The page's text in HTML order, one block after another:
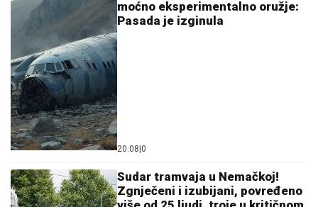
SKANDAL U ISTANBULU!
Jahović pokradena za 50.000 EVRA:
Nasela na prevaru devojke iz Crne
Gore